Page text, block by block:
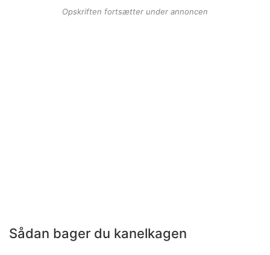
Opskriften fortsætter under annoncen
Sådan bager du kanelkagen